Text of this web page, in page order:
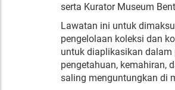
serta Kurator Museum
Lawatan ini untuk
pengelolaan koleksi dan
untuk diaplikasikan dalam
pengetahuan, kemahiran,
saling menguntungkan di